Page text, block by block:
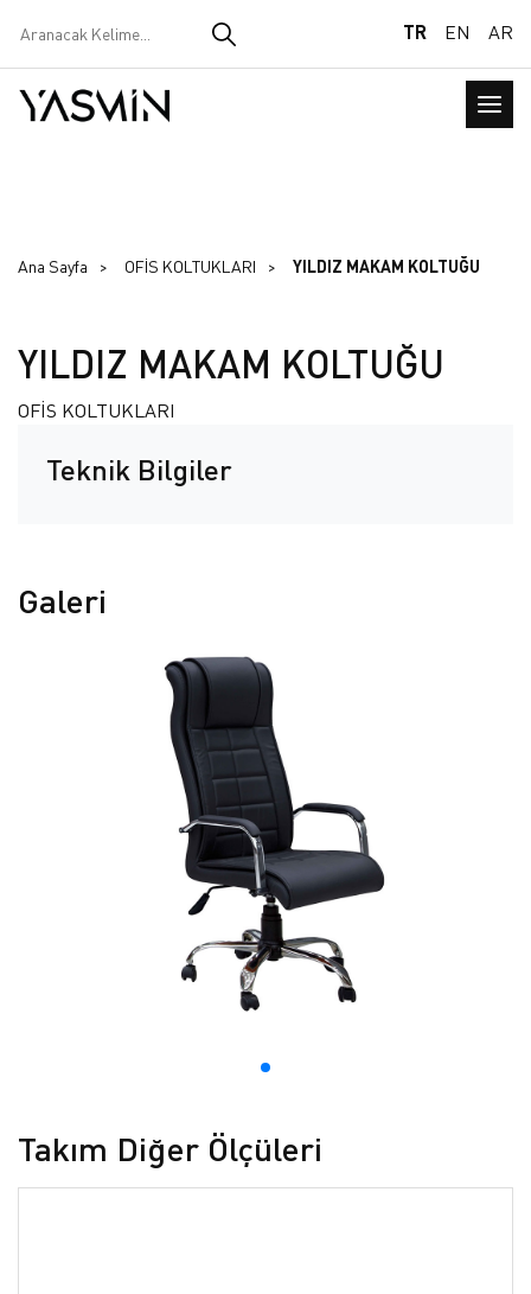
TR EN AR
Ana Sayfa OFİS KOLTUKLARI YILDIZ MAKAM KOLTUĞU
YILDIZ MAKAM KOLTUĞU
OFİS KOLTUKLARI
Teknik Bilgiler
Galeri
Takım Diğer Ölçüleri